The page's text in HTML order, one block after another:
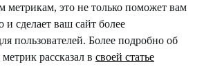
метрикам, это не только поможет вам
сделает ваш сайт более
пользователей. Более подробно об
рассказал в своей статье